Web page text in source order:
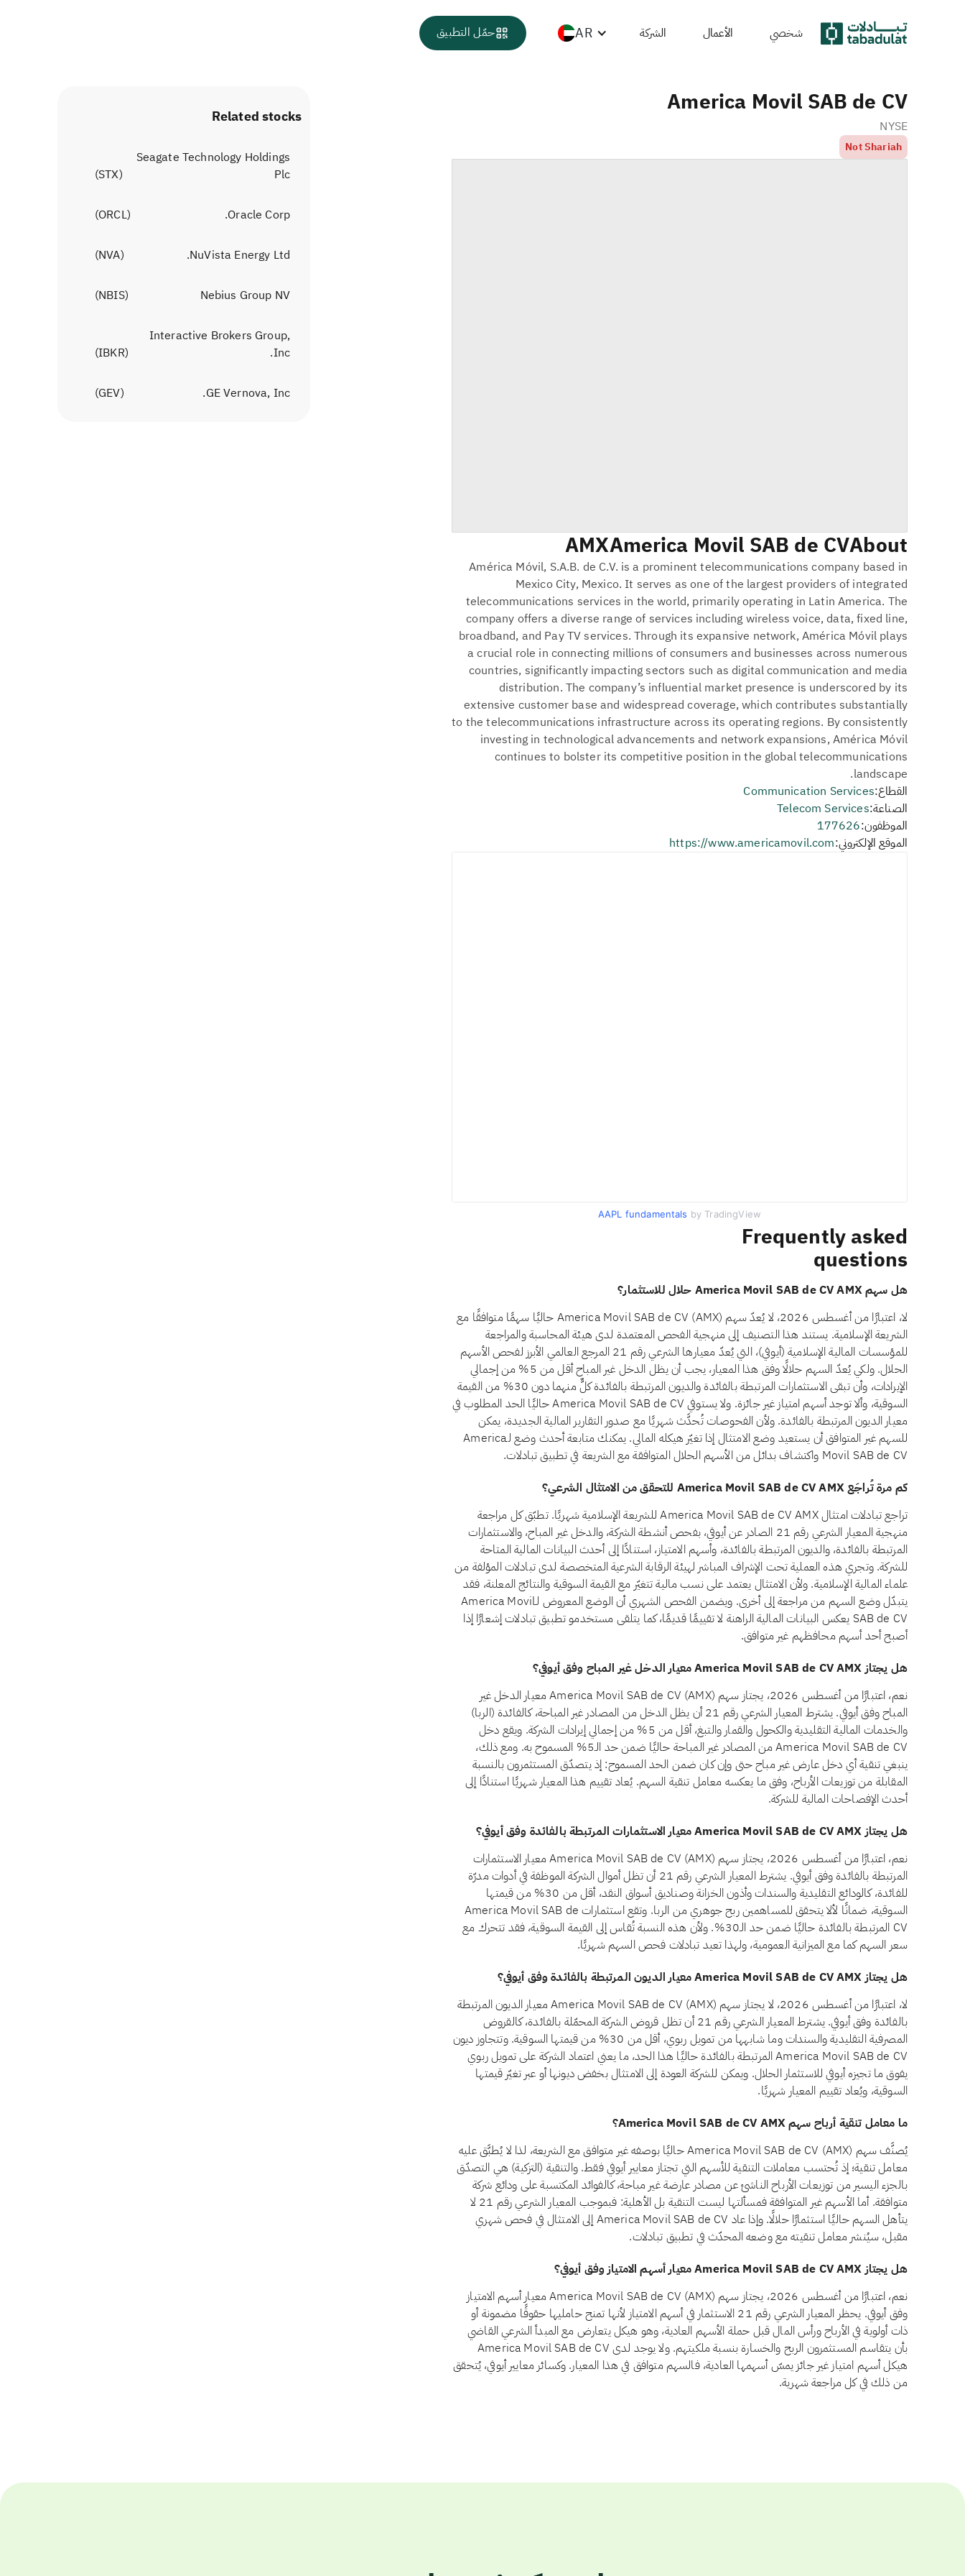
شخصي الأعمال الشركة AR حمّل التطبيق
America Movil SAB de CV
NYSE
Not Shariah
About
America Movil SAB de CV
AMX
América Móvil, S.A.B. de C.V. is a prominent telecommunications company based in
Mexico City, Mexico. It serves as one of the largest providers of integrated
telecommunications services in the world, primarily operating in Latin America. The
company offers a diverse range of services including wireless voice, data, fixed line,
broadband, and Pay TV services. Through its expansive network, América Móvil plays
a crucial role in connecting millions of consumers and businesses across numerous
countries, significantly impacting sectors such as digital communication and media
distribution. The company’s influential market presence is underscored by its
extensive customer base and widespread coverage, which contributes substantially
to the telecommunications infrastructure across its operating regions. By consistently
investing in technological advancements and network expansions, América Móvil
continues to bolster its competitive position in the global telecommunications
landscape.
القطاع:Communication Services
الصناعة:Telecom Services
الموظفون:177626
الموقع الإلكتروني:https://www.americamovil.com
AAPL fundamentals by TradingView
Frequently asked
questions
هل سهم America Movil SAB de CV AMX حلال للاستثمار؟
لا، اعتبارًا من أغسطس 2026، لا يُعدّ سهم America Movil SAB de CV (AMX) حاليًا سهمًا متوافقًا مع
الشريعة الإسلامية. يستند هذا التصنيف إلى منهجية الفحص المعتمدة لدى هيئة المحاسبة والمراجعة
للمؤسسات المالية الإسلامية (أيوفي)، التي يُعدّ معيارها الشرعي رقم 21 المرجع العالمي الأبرز لفحص الأسهم
الحلال. ولكي يُعدّ السهم حلالًا وفق هذا المعيار، يجب أن يظل الدخل غير المباح أقل من 5% من إجمالي
الإيرادات، وأن تبقى الاستثمارات المرتبطة بالفائدة والديون المرتبطة بالفائدة كلٌّ منهما دون 30% من القيمة
السوقية، وألا توجد أسهم امتياز غير جائزة. ولا يستوفي America Movil SAB de CV حاليًا الحد المطلوب في
معيار الديون المرتبطة بالفائدة. ولأن الفحوصات تُحدَّث شهريًا مع صدور التقارير المالية الجديدة، يمكن
للسهم غير المتوافق أن يستعيد وضع الامتثال إذا تغيّر هيكله المالي. يمكنك متابعة أحدث وضع لـAmerica
Movil SAB de CV واكتشاف بدائل من الأسهم الحلال المتوافقة مع الشريعة في تطبيق تبادلات.
كم مرة تُراجَع America Movil SAB de CV AMX للتحقق من الامتثال الشرعي؟
تراجع تبادلات امتثال America Movil SAB de CV AMX للشريعة الإسلامية شهريًا. تطبّق كل مراجعة
منهجية المعيار الشرعي رقم 21 الصادر عن أيوفي، بفحص أنشطة الشركة، والدخل غير المباح، والاستثمارات
المرتبطة بالفائدة، والديون المرتبطة بالفائدة، وأسهم الامتياز، استنادًا إلى أحدث البيانات المالية المتاحة
للشركة. وتجري هذه العملية تحت الإشراف المباشر لهيئة الرقابة الشرعية المتخصصة لدى تبادلات المؤلفة من
علماء المالية الإسلامية. ولأن الامتثال يعتمد على نسب مالية تتغيّر مع القيمة السوقية والنتائج المعلنة، فقد
يتبدّل وضع السهم من مراجعة إلى أخرى. ويضمن الفحص الشهري أن الوضع المعروض لـAmerica Movil
SAB de CV يعكس البيانات المالية الراهنة لا تقييمًا قديمًا، كما يتلقى مستخدمو تطبيق تبادلات إشعارًا إذا
أصبح أحد أسهم محافظهم غير متوافق.
هل يجتاز America Movil SAB de CV AMX معيار الدخل غير المباح وفق أيوفي؟
نعم، اعتبارًا من أغسطس 2026، يجتاز سهم America Movil SAB de CV (AMX) معيار الدخل غير
المباح وفق أيوفي. يشترط المعيار الشرعي رقم 21 أن يظل الدخل من المصادر غير المباحة، كالفائدة (الربا)
والخدمات المالية التقليدية والكحول والقمار والتبغ، أقل من 5% من إجمالي إيرادات الشركة. ويقع دخل
America Movil SAB de CV من المصادر غير المباحة حاليًا ضمن حد الـ5% المسموح به. ومع ذلك،
ينبغي تنقية أي دخل عارض غير مباح حتى وإن كان ضمن الحد المسموح: إذ يتصدّق المستثمرون بالنسبة
المقابلة من توزيعات الأرباح، وفق ما يعكسه معامل تنقية السهم. يُعاد تقييم هذا المعيار شهريًا استنادًا إلى
أحدث الإفصاحات المالية للشركة.
هل يجتاز America Movil SAB de CV AMX معيار الاستثمارات المرتبطة بالفائدة وفق أيوفي؟
نعم، اعتبارًا من أغسطس 2026، يجتاز سهم America Movil SAB de CV (AMX) معيار الاستثمارات
المرتبطة بالفائدة وفق أيوفي. يشترط المعيار الشرعي رقم 21 أن تظل أموال الشركة الموظفة في أدوات مدرّة
للفائدة، كالودائع التقليدية والسندات وأذون الخزانة وصناديق أسواق النقد، أقل من 30% من قيمتها
السوقية، ضمانًا لألا يتحقق للمساهمين ربح جوهري من الربا. وتقع استثمارات America Movil SAB de
CV المرتبطة بالفائدة حاليًا ضمن حد الـ30%. ولأن هذه النسبة تُقاس إلى القيمة السوقية، فقد تتحرك مع
سعر السهم كما مع الميزانية العمومية، ولهذا تعيد تبادلات فحص السهم شهريًا.
هل يجتاز America Movil SAB de CV AMX معيار الديون المرتبطة بالفائدة وفق أيوفي؟
لا، اعتبارًا من أغسطس 2026، لا يجتاز سهم America Movil SAB de CV (AMX) معيار الديون المرتبطة
بالفائدة وفق أيوفي. يشترط المعيار الشرعي رقم 21 أن تظل قروض الشركة المحمّلة بالفائدة، كالقروض
المصرفية التقليدية والسندات وما شابهها من تمويل ربوي، أقل من 30% من قيمتها السوقية. وتتجاوز ديون
America Movil SAB de CV المرتبطة بالفائدة حاليًا هذا الحد، ما يعني اعتماد الشركة على تمويل ربوي
يفوق ما تجيزه أيوفي للاستثمار الحلال. ويمكن للشركة العودة إلى الامتثال بخفض ديونها أو عبر تغيّر قيمتها
السوقية، ويُعاد تقييم المعيار شهريًا.
ما معامل تنقية أرباح سهم America Movil SAB de CV AMX؟
يُصنَّف سهم America Movil SAB de CV (AMX) حاليًا بوصفه غير متوافق مع الشريعة، لذا لا يُطبَّق عليه
معامل تنقية؛ إذ تُحتسب معاملات التنقية للأسهم التي تجتاز معايير أيوفي فقط. والتنقية (التزكية) هي التصدّق
بالجزء اليسير من توزيعات الأرباح الناشئ عن مصادر عارضة غير مباحة، كالفوائد المكتسبة على ودائع شركة
متوافقة. أما الأسهم غير المتوافقة فمسألتها ليست التنقية بل الأهلية: فبموجب المعيار الشرعي رقم 21 لا
يتأهل السهم حاليًا استثمارًا حلالًا. وإذا عاد America Movil SAB de CV إلى الامتثال في فحص شهري
مقبل، سيُنشر معامل تنقيته مع وضعه المحدّث في تطبيق تبادلات.
هل يجتاز America Movil SAB de CV AMX معيار أسهم الامتياز وفق أيوفي؟
نعم، اعتبارًا من أغسطس 2026، يجتاز سهم America Movil SAB de CV (AMX) معيار أسهم الامتياز
وفق أيوفي. يحظر المعيار الشرعي رقم 21 الاستثمار في أسهم الامتياز لأنها تمنح حامليها حقوقًا مضمونة أو
ذات أولوية في الأرباح ورأس المال قبل حملة الأسهم العادية، وهو هيكل يتعارض مع المبدأ الشرعي القاضي
بأن يتقاسم المستثمرون الربح والخسارة بنسبة ملكيتهم. ولا يوجد لدى America Movil SAB de CV
هيكل أسهم امتياز غير جائز يمسّ أسهمها العادية، فالسهم متوافق في هذا المعيار. وكسائر معايير أيوفي، يُتحقق
من ذلك في كل مراجعة شهرية.
Related stocks
Seagate Technology Holdings
Plc
(
STX
)
Oracle Corp.
(
ORCL
)
NuVista Energy Ltd.
(
NVA
)
Nebius Group NV
(
NBIS
)
Interactive Brokers Group,
Inc.
(
IBKR
)
GE Vernova, Inc.
(
GEV
)